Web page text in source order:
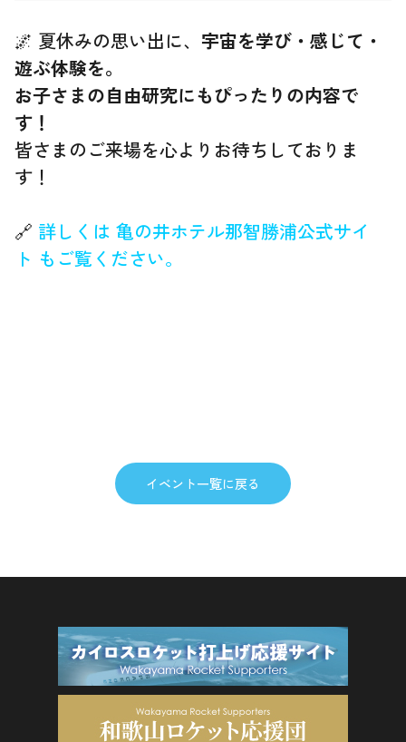
🌌 夏休みの思い出に、 宇宙を学び・感じて・
遊ぶ体験を。
お子さまの自由研究にもぴったりの内容で
す！
皆さまのご来場を心よりお待ちしておりま
す！
🔗 詳しくは 亀の井ホテル那智勝浦公式サイ
ト もご覧ください。
イベント一覧に戻る